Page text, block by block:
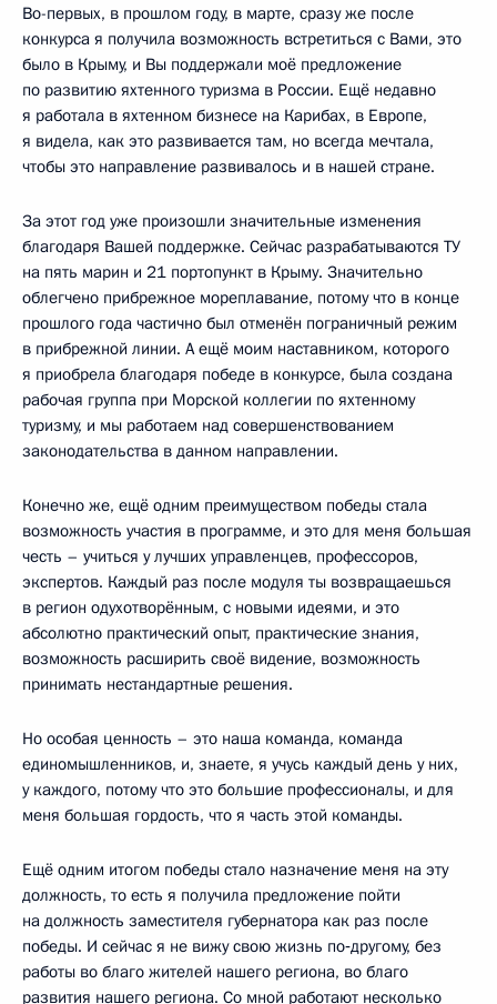
Во-первых, в прошлом году, в марте, сразу же после
конкурса я получила возможность встретиться с Вами, это
было в Крыму, и Вы поддержали моё предложение
по развитию яхтенного туризма в России. Ещё недавно
я работала в яхтенном бизнесе на Карибах, в Европе,
я видела, как это развивается там, но всегда мечтала,
чтобы это направление развивалось и в нашей стране.
За этот год уже произошли значительные изменения
благодаря Вашей поддержке. Сейчас разрабатываются ТУ
на пять марин и 21 портопункт в Крыму. Значительно
облегчено прибрежное мореплавание, потому что в конце
прошлого года частично был отменён пограничный режим
в прибрежной линии. А ещё моим наставником, которого
я приобрела благодаря победе в конкурсе, была создана
рабочая группа при Морской коллегии по яхтенному
туризму, и мы работаем над совершенствованием
законодательства в данном направлении.
Конечно же, ещё одним преимуществом победы стала
возможность участия в программе, и это для меня большая
честь – учиться у лучших управленцев, профессоров,
экспертов. Каждый раз после модуля ты возвращаешься
в регион одухотворённым, с новыми идеями, и это
абсолютно практический опыт, практические знания,
возможность расширить своё видение, возможность
принимать нестандартные решения.
Но особая ценность – это наша команда, команда
единомышленников, и, знаете, я учусь каждый день у них,
у каждого, потому что это большие профессионалы, и для
меня большая гордость, что я часть этой команды.
Ещё одним итогом победы стало назначение меня на эту
должность, то есть я получила предложение пойти
на должность заместителя губернатора как раз после
победы. И сейчас я не вижу свою жизнь по‑другому, без
работы во благо жителей нашего региона, во благо
развития нашего региона. Со мной работают несколько